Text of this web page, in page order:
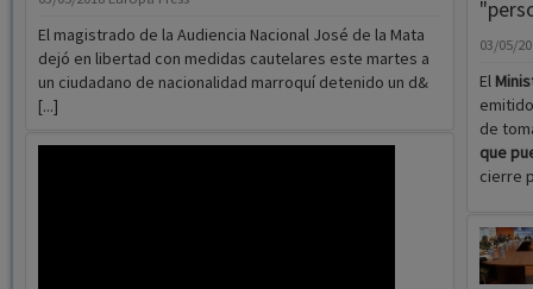
El magistrado de la Audiencia Nacional José de la Mata
dejó en libertad con medidas cautelares este martes a
un ciudadano de nacionalidad marroquí detenido un d&
[...]
03/05/
El
de
que
cierre